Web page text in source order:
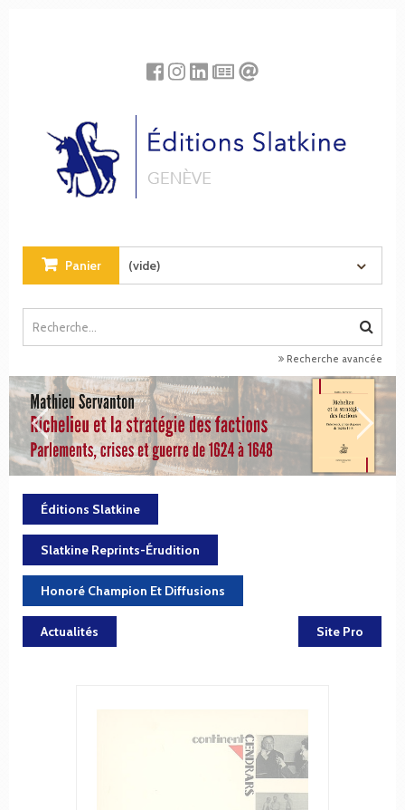
Panier (vide)
Recherche avancée
Éditions Slatkine
Slatkine Reprints-Érudition
Honoré Champion Et Diffusions
Actualités Site Pro